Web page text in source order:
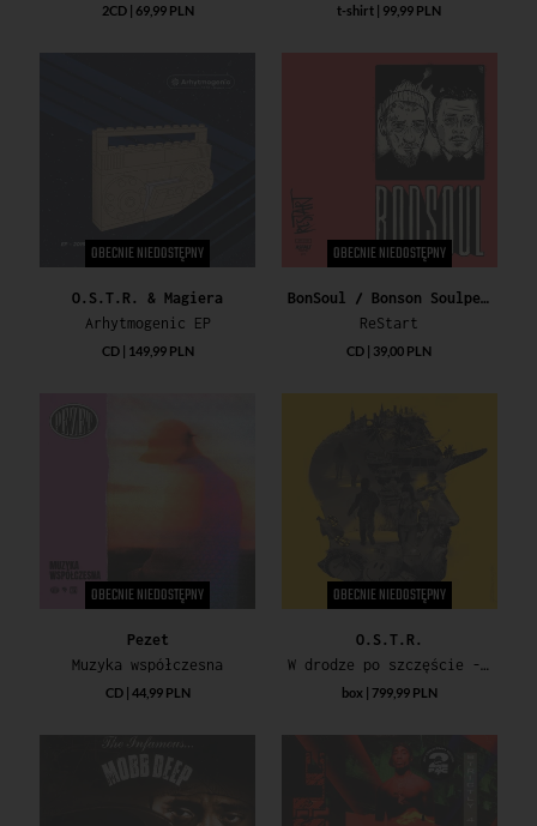
2CD | 69,99 PLN t-shirt | 99,99 PLN
OBECNIE NIEDOSTĘPNY
O.S.T.R. & Magiera
Arhytmogenic EP
CD | 149,99 PLN
OBECNIE NIEDOSTĘPNY
BonSoul / Bonson Soulpete
ReStart
CD | 39,00 PLN
OBECNIE NIEDOSTĘPNY
Pezet
Muzyka współczesna
CD | 44,99 PLN
OBECNIE NIEDOSTĘPNY
O.S.T.R.
W drodze po szczęście - Limitowana Edycja Winylowa
box | 799,99 PLN